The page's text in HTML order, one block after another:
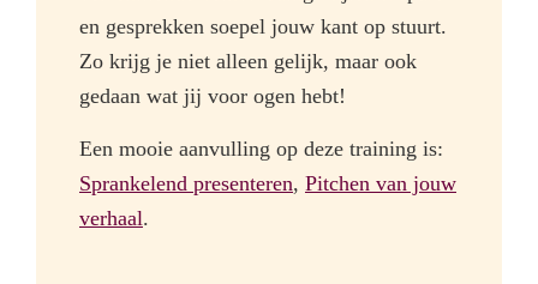
en gesprekken soepel jouw kant op stuurt.
Zo krijg je niet alleen gelijk, maar ook
gedaan wat jij voor ogen hebt!
Een mooie aanvulling op deze training is:
Sprankelend presenteren, Pitchen van jouw
verhaal.